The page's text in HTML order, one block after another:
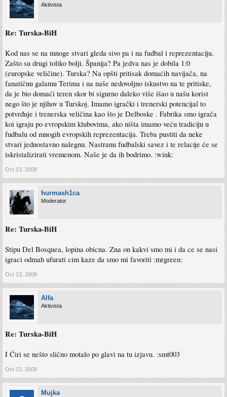
Aktivista
Re: Turska-BiH
Kod nas se na mnoge stvari gleda sivo pa i na fudbal i reprezentaciju.
Zašto su drugi toliko bolji. Španija? Pa jedva nas je dobila 1:0
(europske veličine). Turska? Na opšti pritisak domaćih navijača, na
fanatičnu galamu Terima i na naše nedovoljno iskustvo na te pritiske,
da je bio domaći teren skor bi sigurno daleko više išao u našu korist
nego što je njihov u Turskoj. Imamo igrački i trenerski potencijal to
potvrđuje i trenerska veličina kao što je Delboske . Fabrika smo igrača
koi igraju po evropskim klubovima, ako ništa imamo veću tradiciju u
fudbalu od mnogih evropskih reprezentacija. Treba pustiti da neke
stvari jednostavno nalegnu. Nastranu fudbalski savez i te relacije će se
iskristalizirati vremenom. Naše je da ih bodrimo. :wink:
Oct 13, 2008
hurmash1ca
Moderator
Re: Turska-BiH
Stipu Del Bosquea, lopina obicna. Zna on kakvi smo mi i da ce se nasi
igraci odmah ufurati cim kaze da smo mi favoriti :mrgreen:
Oct 13, 2008
Alfa
Aktivista
Re: Turska-BiH
I Ćiri se nešto slično motalo po glavi na tu izjavu. :smt003
Oct 13, 2008
Mujka